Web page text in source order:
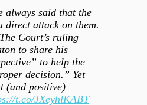
always said that the
direct attack on them.
Court’s ruling
to share his
to help the
decision.” Yet
(and positive)
t.co/JXeyhlKABT